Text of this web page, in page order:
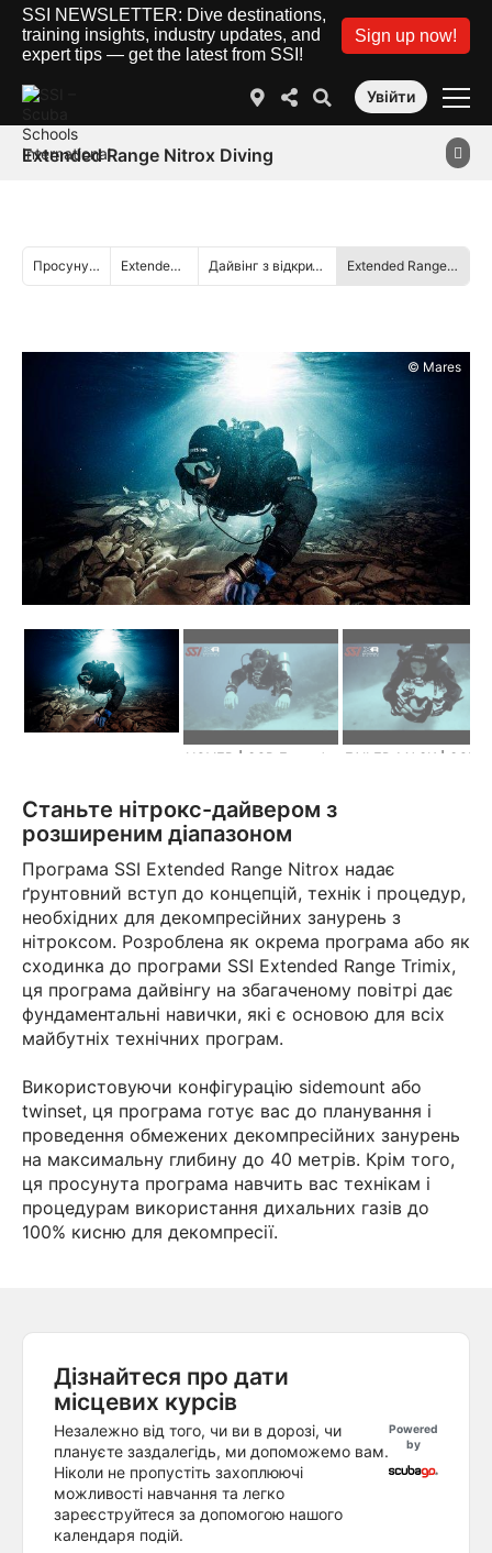
SSI NEWSLETTER: Dive destinations,
training insights, industry updates, and
expert tips — get the latest from SSI!
Sign up now!
Увійти
Extended Range Nitrox Diving
Просунутий Extended Range Дайвінг з відкритим контуром Extended Range Nitrox Diving
© Mares
Станьте нітрокс-дайвером з
розширеним діапазоном
Програма SSI Extended Range Nitrox надає
ґрунтовний вступ до концепцій, технік і процедур,
необхідних для декомпресійних занурень з
нітроксом. Розроблена як окрема програма або як
сходинка до програми SSI Extended Range Trimix,
ця програма дайвінгу на збагаченому повітрі дає
фундаментальні навички, які є основою для всіх
майбутніх технічних програм.
Використовуючи конфігурацію sidemount або
twinset, ця програма готує вас до планування і
проведення обмежених декомпресійних занурень
на максимальну глибину до 40 метрів. Крім того,
ця просунута програма навчить вас технікам і
процедурам використання дихальних газів до
100% кисню для декомпресії.
Дізнайтеся про дати
місцевих курсів
Незалежно від того, чи ви в дорозі, чи
плануєте заздалегідь, ми допоможемо вам.
Ніколи не пропустіть захоплюючі
можливості навчання та легко
зареєструйтеся за допомогою нашого
календаря подій.
Powered
by